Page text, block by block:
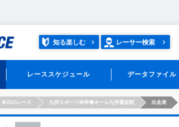
知る楽しむ レーサー検索
レーススケジュール データファイル
本日のレース 九州スポーツ杯争奪オール九州選抜戦 出走表